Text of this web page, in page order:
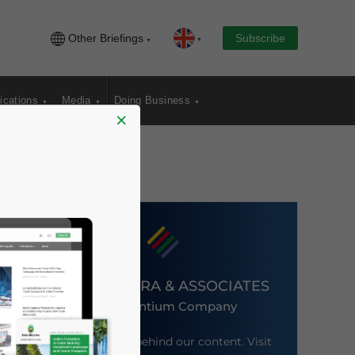
Other Briefings Subscribe
Media Doing Business
DEZAN SHIRA & ASSOCIATES
An Ascentium Company
Meet the firm behind our content. Visit
×